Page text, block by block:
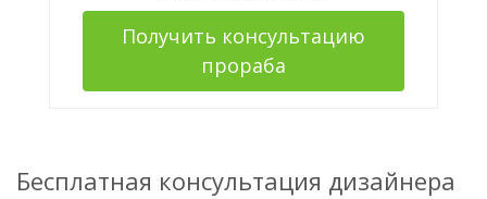
Получить консультацию
прораба
Бесплатная консультация дизайнера